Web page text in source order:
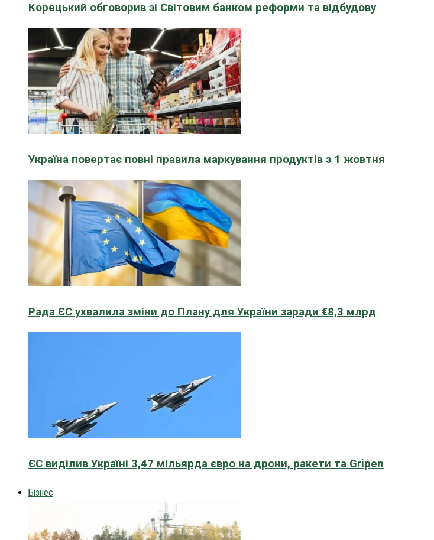
Корецький обговорив зі Світовим банком реформи та відбудову
Україна повертає повні правила маркування продуктів з 1 жовтня
Рада ЄС ухвалила зміни до Плану для України заради €8,3 млрд
ЄС виділив Україні 3,47 мільярда євро на дрони, ракети та Gripen
Бізнес